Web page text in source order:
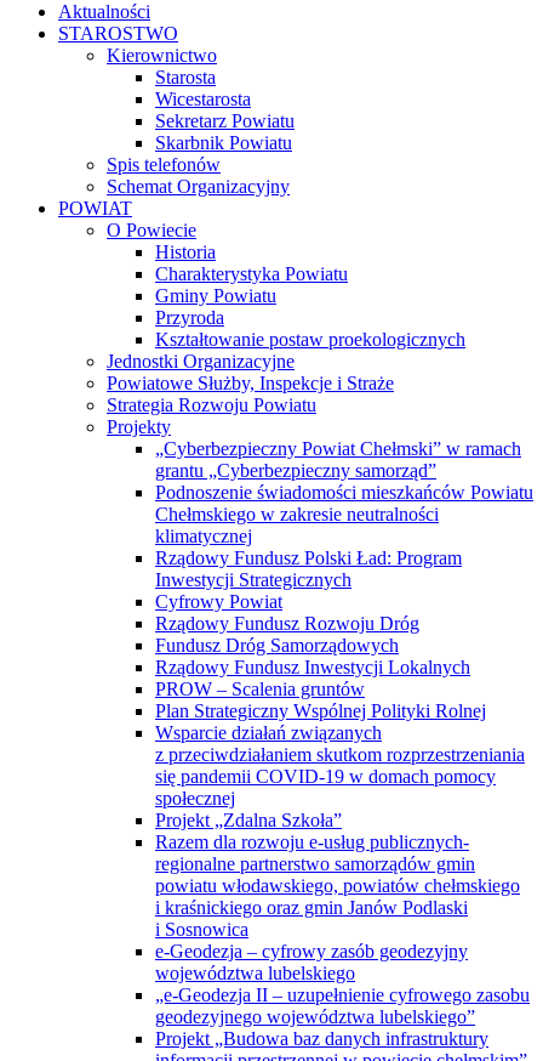
Aktualności
STAROSTWO
Kierownictwo
Starosta
Wicestarosta
Sekretarz Powiatu
Skarbnik Powiatu
Spis telefonów
Schemat Organizacyjny
POWIAT
O Powiecie
Historia
Charakterystyka Powiatu
Gminy Powiatu
Przyroda
Kształtowanie postaw proekologicznych
Jednostki Organizacyjne
Powiatowe Służby, Inspekcje i Straże
Strategia Rozwoju Powiatu
Projekty
„Cyberbezpieczny Powiat Chełmski” w ramach
grantu „Cyberbezpieczny samorząd”
Podnoszenie świadomości mieszkańców Powiatu
Chełmskiego w zakresie neutralności
klimatycznej
Rządowy Fundusz Polski Ład: Program
Inwestycji Strategicznych
Cyfrowy Powiat
Rządowy Fundusz Rozwoju Dróg
Fundusz Dróg Samorządowych
Rządowy Fundusz Inwestycji Lokalnych
PROW – Scalenia gruntów
Plan Strategiczny Wspólnej Polityki Rolnej
Wsparcie działań związanych
z przeciwdziałaniem skutkom rozprzestrzeniania
się pandemii COVID-19 w domach pomocy
społecznej
Projekt „Zdalna Szkoła”
Razem dla rozwoju e-usług publicznych-
regionalne partnerstwo samorządów gmin
powiatu włodawskiego, powiatów chełmskiego
i kraśnickiego oraz gmin Janów Podlaski
i Sosnowica
e-Geodezja – cyfrowy zasób geodezyjny
województwa lubelskiego
„e-Geodezja II – uzupełnienie cyfrowego zasobu
geodezyjnego województwa lubelskiego”
Projekt „Budowa baz danych infrastruktury